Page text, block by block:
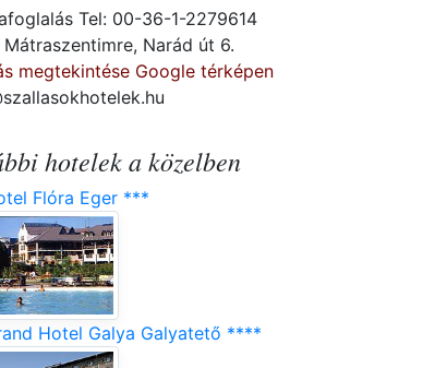
Tel: 00-36-1-2279614
Narád út 6.
megtekintése Google térképen
hotelek a közelben
Flóra Eger ***
Hotel Galya Galyatető ****